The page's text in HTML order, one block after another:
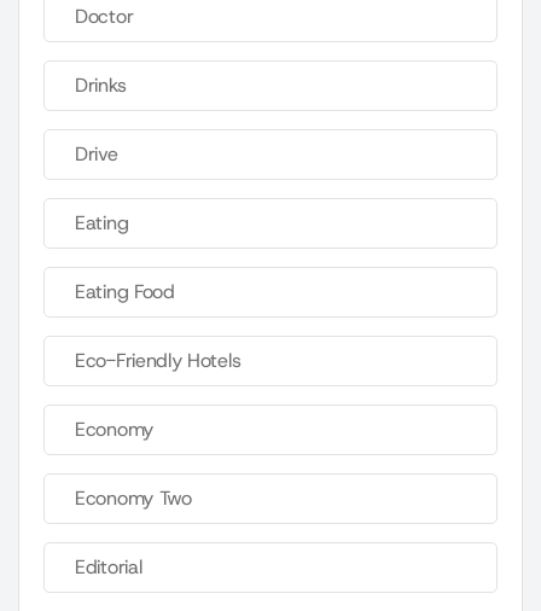
Doctor
Drinks
Drive
Eating
Eating Food
Eco-Friendly Hotels
Economy
Economy Two
Editorial